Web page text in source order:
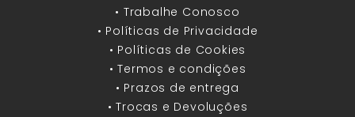
• Trabalhe Conosco
• Políticas de Privacidade
• Políticas de Cookies
• Termos e condições
• Prazos de entrega
• Trocas e Devoluções